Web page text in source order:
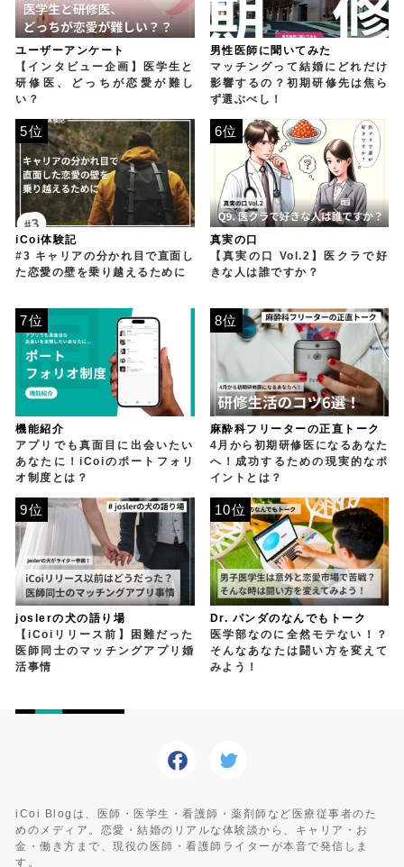
ユーザーアンケート
【インタビュー企画】医学生と
研修医、どっちが恋愛が難し
い？
男性医師に聞いてみた
マッチングって結婚にどれだけ
影響するの？初期研修先は焦ら
ず選ぶべし！
iCoi体験記
#3 キャリアの分かれ目で直面し
た恋愛の壁を乗り越えるために
5位
真実の口
【真実の口 Vol.2】医クラで好
きな人は誰ですか？
6位
機能紹介
アプリでも真面目に出会いたい
あなたに！iCoiのポートフォリ
オ制度とは？
7位
麻酔科フリーターの正直トーク
4月から初期研修医になるあなた
へ！成功するための現実的なポ
イントとは？
8位
joslerの犬の語り場
【iCoiリリース前】困難だった
医師同士のマッチングアプリ婚
活事情
9位
Dr. パンダのなんでもトーク
医学部なのに全然モテない！？
そんなあなたは闘い方を変えて
みよう！
10位
iCoi Blogは、医師・医学生・看護師・薬剤師など医療従事者のた
めのメディア。恋愛・結婚のリアルな体験談から、キャリア・お
金・働き方まで、現役の医師・看護師ライターが本音で発信しま
す。